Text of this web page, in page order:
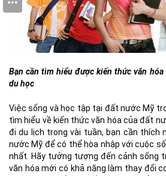
Bạn cần tìm hiểu được kiến thức văn
du học
Việc sống và học tập tại đất nước Mỹ
tìm hiểu về kiến thức văn hóa của đất
đi du lịch trong vài tuần, bạn cần thích
nước Mỹ để có thể hòa nhập với cuộc
nhất. Hãy tưởng tượng đến cảnh sống
văn hóa mới có khả năng làm thay đổi